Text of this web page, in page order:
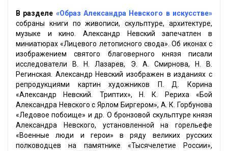
В разделе «Образ Александра Невского в искусстве»
собраны книги по живописи, скульптуре, архитектуре,
музыке и кино. Александр Невский запечатлен в
миниатюрах «Лицевого летописного свода». Об иконах с
изображением святого благоверного князя писали
исследователи В. Н. Лазарев, Э. А. Смирнова, Н. В.
Регинская. Александр Невский изображен в изданиях с
репродукциями картин художников П. Д. Корина
«Александр Невский. Триптих», Н. К. Рериха «Бой
Александра Невского с Ярлом Биргером», А. К. Горбунова
«Ледовое побоище» и др. О бронзовой скульптуре князя
Александра Невского, установленной на горельефе
«Военные люди и герои» в ряду великих русских
полководцев на памятнике «Тысячелетие России»,